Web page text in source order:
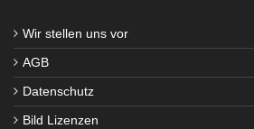
Wir stellen uns vor
AGB
Datenschutz
Bild Lizenzen